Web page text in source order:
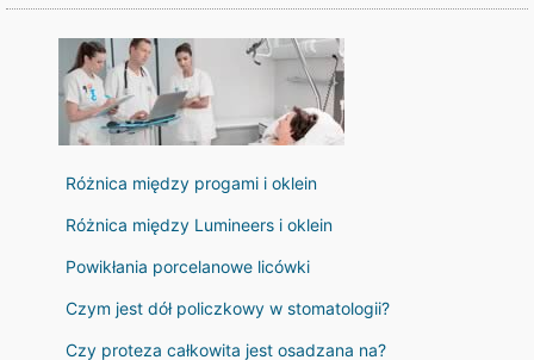
Różnica między progami i oklein
Różnica między Lumineers i oklein
Powikłania porcelanowe licówki
Czym jest dół policzkowy w stomatologii?
Czy proteza całkowita jest osadzana na?